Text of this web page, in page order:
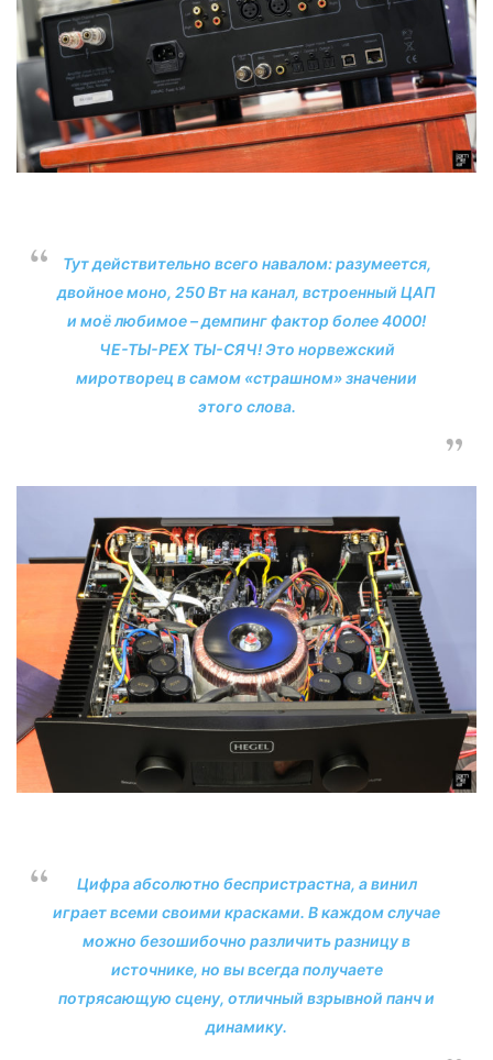
Тут действительно всего навалом: разумеется,
двойное моно, 250 Вт на канал, встроенный ЦАП
и моё любимое – демпинг фактор более 4000!
ЧЕ-ТЫ-РЕХ ТЫ-СЯЧ! Это норвежский
миротворец в самом «страшном» значении
этого слова.
Цифра абсолютно беспристрастна, а винил
играет всеми своими красками. В каждом случае
можно безошибочно различить разницу в
источнике, но вы всегда получаете
потрясающую сцену, отличный взрывной панч и
динамику.